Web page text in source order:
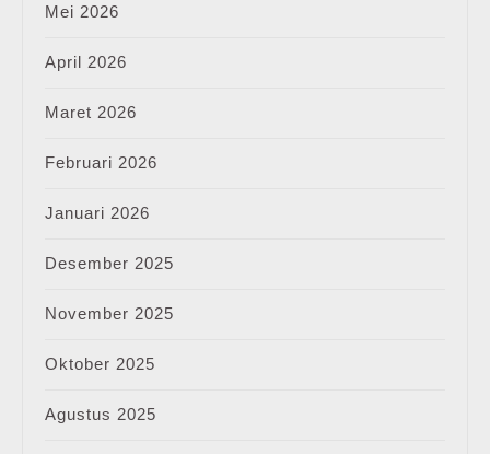
Mei 2026
April 2026
Maret 2026
Februari 2026
Januari 2026
Desember 2025
November 2025
Oktober 2025
Agustus 2025